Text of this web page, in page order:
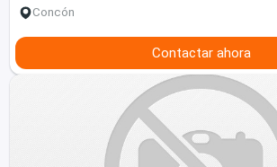
Concón
Contactar ahora